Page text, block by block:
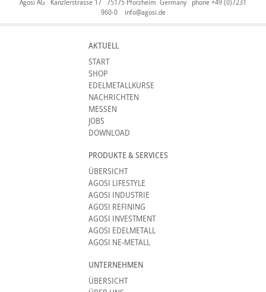
Agosi AG Kanzlerstrasse 17 75175 Pforzheim Germany phone +49 (0)7231
960-0 info@agosi.de
AKTUELL
START
SHOP
EDELMETALLKURSE
NACHRICHTEN
MESSEN
JOBS
DOWNLOAD
PRODUKTE & SERVICES
ÜBERSICHT
AGOSI LIFESTYLE
AGOSI INDUSTRIE
AGOSI REFINING
AGOSI INVESTMENT
AGOSI EDELMETALL
AGOSI NE-METALL
UNTERNEHMEN
ÜBERSICHT